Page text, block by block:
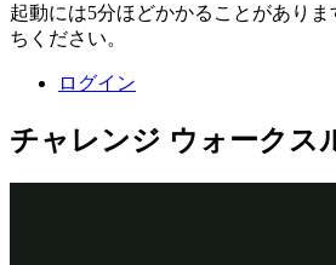
起動には5分ほどかかることがあり
ちください。
ログイン
チャレンジ ウォークス